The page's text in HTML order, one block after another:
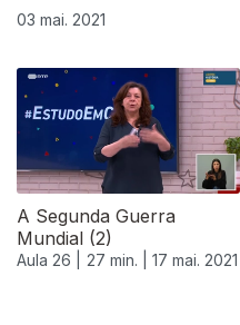
03 mai. 2021
A Segunda Guerra
Mundial (2)
Aula 26 | 27 min. | 17 mai. 2021